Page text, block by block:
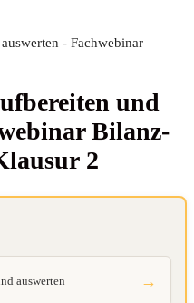
- Fachwebinar
und
Bilanz­
2
auswerten →